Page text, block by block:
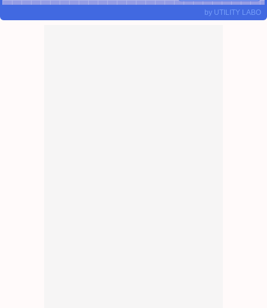
by UTILITY LABO